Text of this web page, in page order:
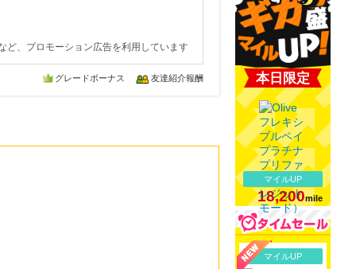
ど、プロモーション広告を利用しています
グレードボーナス 友達紹介報酬 本日限定
マイルUP
18,200mile
マイルUP